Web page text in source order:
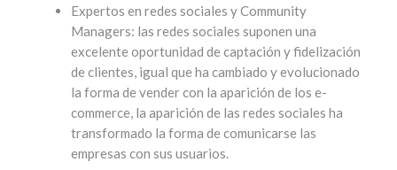
Expertos en redes sociales y Community
Managers: las redes sociales suponen una
excelente oportunidad de captación y fidelización
de clientes, igual que ha cambiado y evolucionado
la forma de vender con la aparición de los e-
commerce, la aparición de las redes sociales ha
transformado la forma de comunicarse las
empresas con sus usuarios.